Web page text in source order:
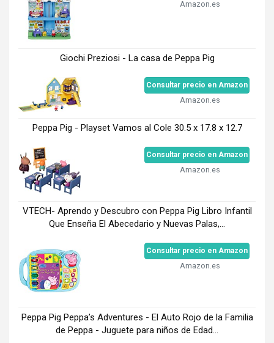
Amazon.es
Giochi Preziosi - La casa de Peppa Pig
Consultar precio en Amazon
Amazon.es
Peppa Pig - Playset Vamos al Cole 30.5 x 17.8 x 12.7
Consultar precio en Amazon
Amazon.es
VTECH- Aprendo y Descubro con Peppa Pig Libro Infantil
Que Enseña El Abecedario y Nuevas Palas,...
Consultar precio en Amazon
Amazon.es
Peppa Pig Peppa’s Adventures - El Auto Rojo de la Familia
de Peppa - Juguete para niños de Edad...